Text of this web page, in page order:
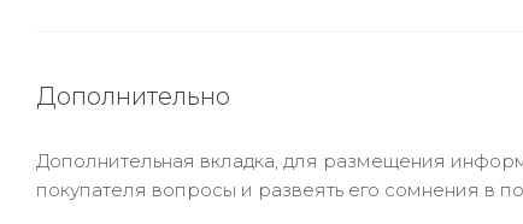
Дополнительно
Дополнительная вкладка, для размещения
покупателя вопросы и развеять его сомнения в